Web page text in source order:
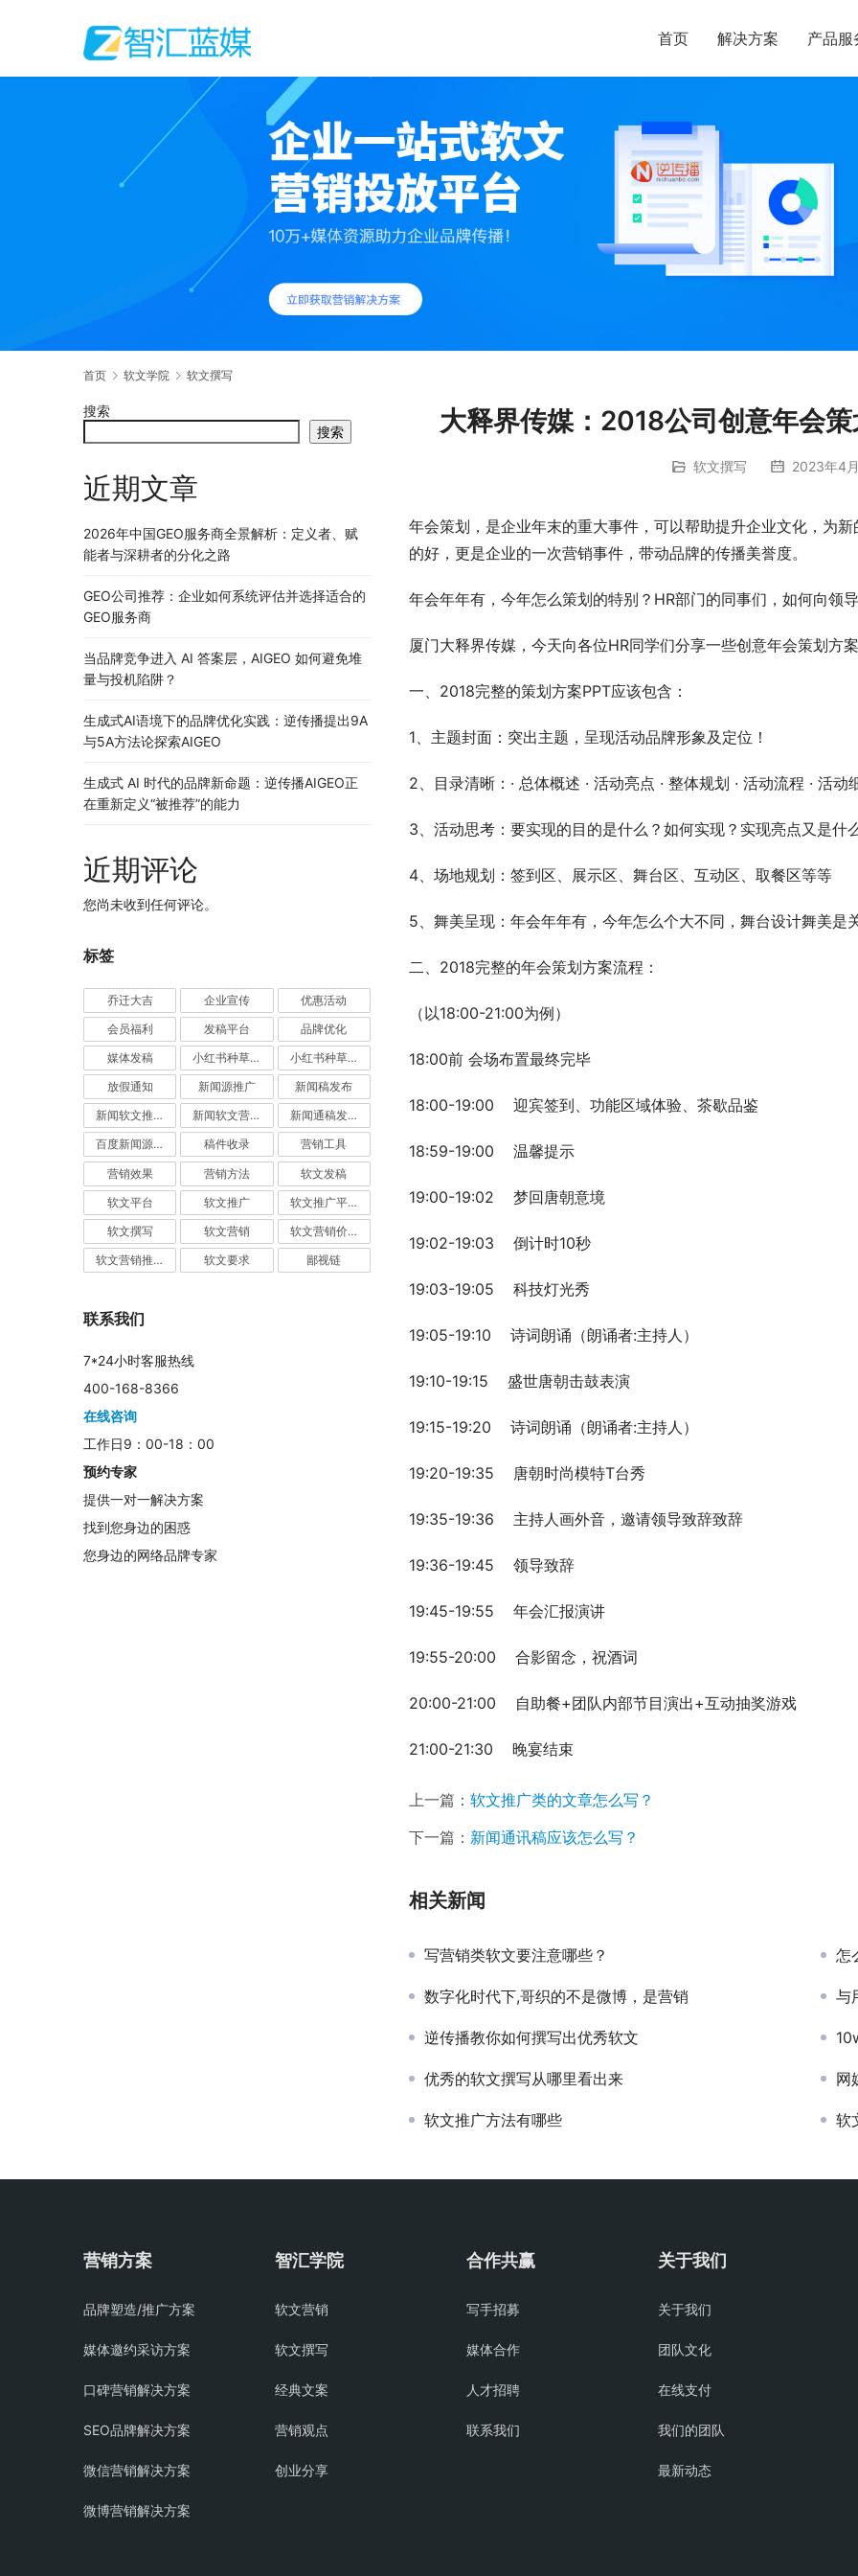
首页 解决方案 产品服
首页 软文学院 软文撰写
大释界传媒：2018公司创意年会
软文撰写 2023年4
年会策划，是企业年末的重大事件，可以帮助提升企业文化，为
的好，更是企业的一次营销事件，带动品牌的传播美誉度。
年会年年有，今年怎么策划的特别？HR部门的同事们，如何向领
厦门大释界传媒，今天向各位HR同学们分享一些创意年会策划方
一、2018完整的策划方案PPT应该包含：
1、主题封面：突出主题，呈现活动品牌形象及定位！
2、目录清晰：· 总体概述 · 活动亮点 · 整体规划 · 活动流程 · 活动
3、活动思考：要实现的目的是什么？如何实现？实现亮点又是什
4、场地规划：签到区、展示区、舞台区、互动区、取餐区等等
5、舞美呈现：年会年年有，今年怎么个大不同，舞台设计舞美是
二、2018完整的年会策划方案流程：
（以18:00-21:00为例）
18:00前 会场布置最终完毕
18:00-19:00    迎宾签到、功能区域体验、茶歇品鉴
18:59-19:00    温馨提示
19:00-19:02    梦回唐朝意境
19:02-19:03    倒计时10秒
19:03-19:05    科技灯光秀
19:05-19:10    诗词朗诵（朗诵者:主持人）
19:10-19:15    盛世唐朝击鼓表演
19:15-19:20    诗词朗诵（朗诵者:主持人）
19:20-19:35    唐朝时尚模特T台秀
19:35-19:36    主持人画外音，邀请领导致辞致辞
19:36-19:45    领导致辞
19:45-19:55    年会汇报演讲
19:55-20:00    合影留念，祝酒词
20:00-21:00    自助餐+团队内部节目演出+互动抽奖游戏
21:00-21:30    晚宴结束
上一篇： 软文推广类的文章怎么写？
下一篇： 新闻通讯稿应该怎么写？
相关新闻
写营销类软文要注意哪些？ 怎
数字化时代下,哥织的不是微博，是营销 与
逆传播教你如何撰写出优秀软文
优秀的软文撰写从哪里看出来 网
软文推广方法有哪些 软
搜索
搜索
近期文章
2026年中国GEO服务商全景解析：定义者、赋
能者与深耕者的分化之路
GEO公司推荐：企业如何系统评估并选择适合的
GEO服务商
当品牌竞争进入 AI 答案层，AIGEO 如何避免堆
量与投机陷阱？
生成式AI语境下的品牌优化实践：逆传播提出9A
与5A方法论探索AIGEO
生成式 AI 时代的品牌新命题：逆传播AIGEO正
在重新定义“被推荐”的能力
近期评论
您尚未收到任何评论。
标签
乔迁大吉 企业宣传 优惠活动
会员福利 发稿平台 品牌优化
媒体发稿 小红书种草推广 小红书种草营销
放假通知 新闻源推广 新闻稿发布
新闻软文推广发稿 新闻软文营销推广 新闻通稿发布推广
百度新闻源发布 稿件收录 营销工具
营销效果 营销方法 软文发稿
软文平台 软文推广 软文推广平台
软文撰写 软文营销 软文营销价值
软文营销推广 软文要求 鄙视链
联系我们
7*24小时客服热线
400-168-8366
在线咨询
工作日9：00-18：00
预约专家
提供一对一解决方案
找到您身边的困惑
您身边的网络品牌专家
营销方案
品牌塑造/推广方案
媒体邀约采访方案
口碑营销解决方案
SEO品牌解决方案
微信营销解决方案
微博营销解决方案
智汇学院
软文营销
软文撰写
经典文案
营销观点
创业分享
合作共赢
写手招募
媒体合作
人才招聘
联系我们
关于我们
关于我们
团队文化
在线支付
我们的团队
最新动态